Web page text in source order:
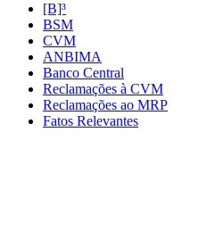
[B]³
BSM
CVM
ANBIMA
Banco Central
Reclamações à CVM
Reclamações ao MRP
Fatos Relevantes